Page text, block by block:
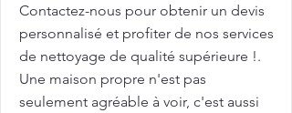
Contactez-nous pour obtenir un devis
personnalisé et profiter de nos services
de nettoyage de qualité supérieure !.
Une maison propre n'est pas
seulement agréable à voir, c'est aussi